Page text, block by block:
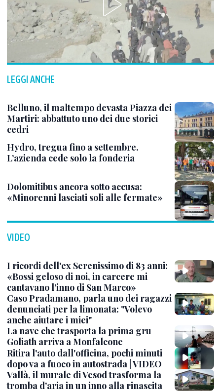
LEGGI ANCHE
Belluno, il maltempo devasta Piazza dei
Martiri: abbattuto uno dei due storici
cedri
Hydro, tregua fino a settembre.
L’azienda cede solo la fonderia
Dolomitibus ancora sotto accusa:
«Minorenni lasciati soli alle fermate»
VIDEO
I ricordi dell'ex Serenissimo di 83 anni:
«Bossi geloso di noi, in carcere mi
cantavano l’inno di San Marco»
Caso Pradamano, parla uno dei ragazzi
denunciati per la limonata: "Volevo
anche aiutare i miei"
La nave che trasporta la prima gru
Goliath arriva a Monfalcone
Ritira l'auto dall'officina, pochi minuti
dopo va a fuoco in autostrada | VIDEO
Vallà, il murale di Vesod trasforma la
tromba d'aria in un inno alla rinascita